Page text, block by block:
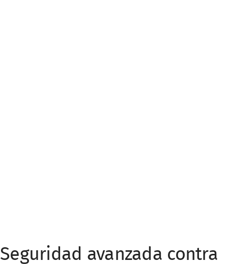
Seguridad avanzada contra